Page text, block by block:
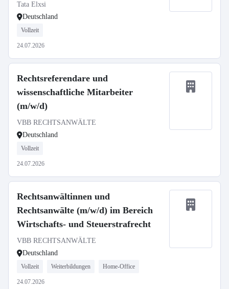
Tata Elxsi
Deutschland
Vollzeit
24.07.2026
Rechtsreferendare und
wissenschaftliche Mitarbeiter
(m/w/d)
VBB RECHTSANWÄLTE
Deutschland
Vollzeit
24.07.2026
Rechtsanwältinnen und
Rechtsanwälte (m/w/d) im Bereich
Wirtschafts- und Steuerstrafrecht
VBB RECHTSANWÄLTE
Deutschland
Vollzeit Weiterbildungen Home-Office
24.07.2026